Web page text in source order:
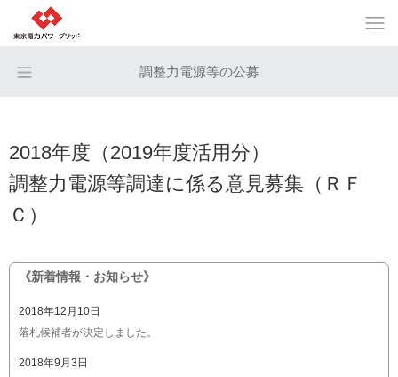
調整力電源等の公募
2018年度（2019年度活用分）
調整力電源等調達に係る意見募集（ＲＦ
Ｃ）
《新着情報・お知らせ》
2018年12月10日
落札候補者が決定しました。
2018年9月3日